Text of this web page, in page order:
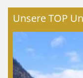
Unsere TOP